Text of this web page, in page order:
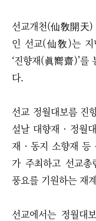
선교개천(仙敎開天)
인 선교(仙敎)는 지
‘진향재(眞嚮齋)’를
다.
선교 정월대보름 진
설날 대향재 · 정월
재 · 동지 소향재 등
가 주최하고 선교
풍요를 기원하는 재
선교에서는 정월대